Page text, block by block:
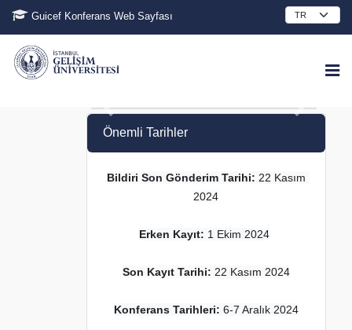
Guicef Konferans Web Sayfası
Önemli Tarihler
Bildiri Son Gönderim Tarihi: 22 Kasım
2024
Erken Kayıt: 1 Ekim 2024
Son Kayıt Tarihi: 22 Kasım 2024
Konferans Tarihleri: 6-7 Aralık 2024